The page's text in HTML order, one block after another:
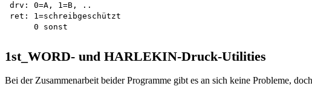
drv: 0=A, 1=B, ..
ret: 1=schreibgeschützt
1st_WORD- und HARLEKIN-Druck-Utilities
Bei der Zusammenarbeit beider Programme gibt es an sich keine Probleme,